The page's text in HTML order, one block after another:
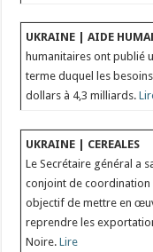
UKRAINE | AIDE
humanitaires ont publié
terme duquel les
dollars à 4,3 milliards.
UKRAINE | CEREALES
Le Secrétaire général a
conjoint de coordination
objectif de mettre en
reprendre les
Noire.Lire